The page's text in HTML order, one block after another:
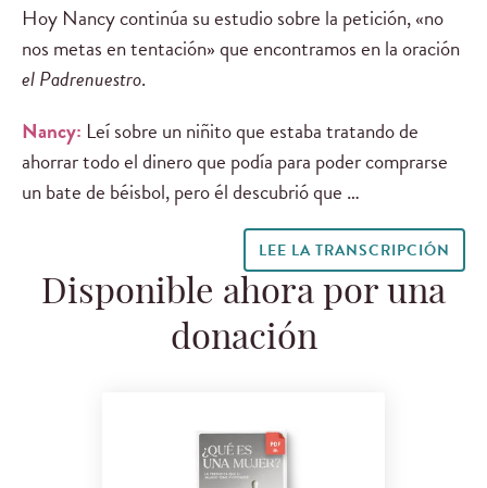
Hoy Nancy continúa su estudio sobre la petición, «no
nos metas en tentación» que encontramos en la oración
el Padrenuestro.
Nancy: Leí sobre un niñito que estaba tratando de
ahorrar todo el dinero que podía para poder comprarse
un bate de béisbol, pero él descubrió que …
LEE LA TRANSCRIPCIÓN
Disponible ahora por una
donación